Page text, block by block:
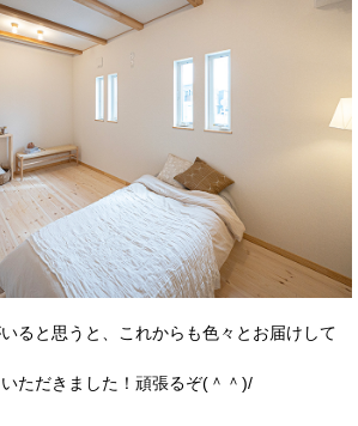
ると思うと、これからも色々とお届けして
ただきました！頑張るぞ(＾＾)/